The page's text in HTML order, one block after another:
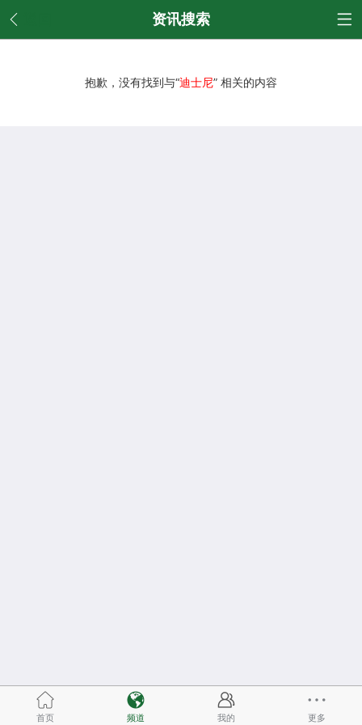
资讯搜索
抱歉，没有找到与“迪士尼” 相关的内容
首页 频道 我的 更多